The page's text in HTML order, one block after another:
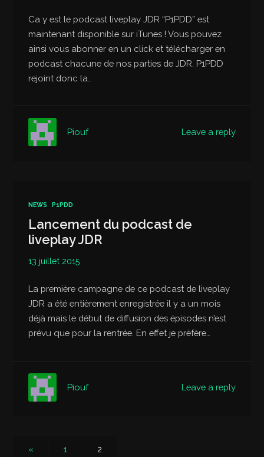
Ca y est le podcast liveplay JDR “P1PDD” est
maintenant disponible sur iTunes ! Vous pouvez
ainsi vous abonner en un click et télécharger en
podcast chacune de nos parties de JDR. P1PDD
rejoint donc la…
Leave a reply
Piouf
NEWS P1PDD
Lancement du podcast de
liveplay JDR
13 juillet 2015
La première campagne de ce podcast de liveplay
JDR a été entièrement enregistrée il y a un mois
déjà mais le début de diffusion des épisodes n’est
prévu que pour la rentrée. En effet je préfère…
Leave a reply
Piouf
« 1 2